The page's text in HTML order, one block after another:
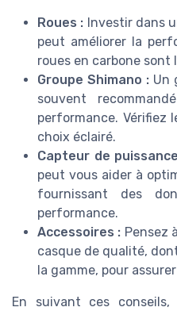
Roues : Investir dans
peut améliorer la
roues en carbone sont
Groupe Shimano : Un
souvent
performance. Vérifiez
choix éclairé.
Capteur de
peut vous aider à
fournissant des
performance.
Accessoires : Pensez
casque de qualité,
la gamme, pour
En suivant ces